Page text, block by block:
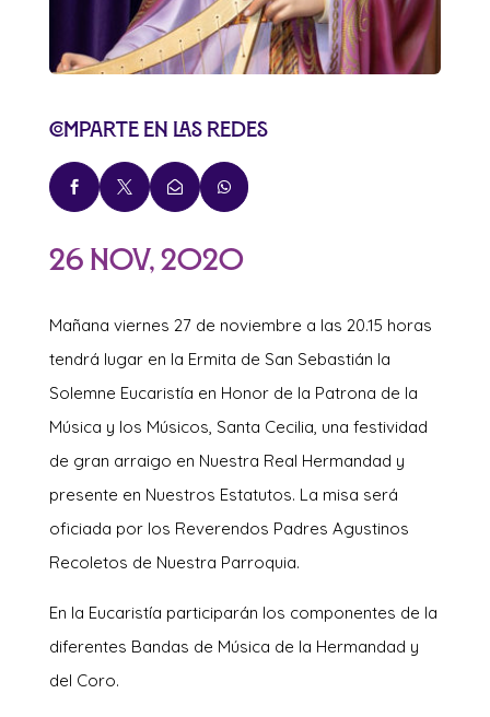
Comparte en las redes
   
26 Nov, 2020
Mañana viernes 27 de noviembre a las 20.15 horas
tendrá lugar en la Ermita de San Sebastián la
Solemne Eucaristía en Honor de la Patrona de la
Música y los Músicos, Santa Cecilia, una festividad
de gran arraigo en Nuestra Real Hermandad y
presente en Nuestros Estatutos. La misa será
oficiada por los Reverendos Padres Agustinos
Recoletos de Nuestra Parroquia.
En la Eucaristía participarán los componentes de la
diferentes Bandas de Música de la Hermandad y
del Coro.